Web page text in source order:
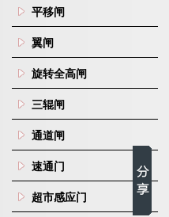
平移闸
翼闸
旋转全高闸
三辊闸
通道闸
速通门
超市感应门